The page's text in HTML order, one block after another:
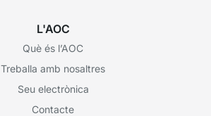
L'AOC
Què és l’AOC
Treballa amb nosaltres
Seu electrònica
Contacte